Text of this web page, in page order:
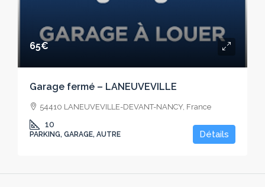
65€
Garage fermé – LANEUVEVILLE
54410 LANEUVEVILLE-DEVANT-NANCY, France
10
PARKING, GARAGE, AUTRE Détails